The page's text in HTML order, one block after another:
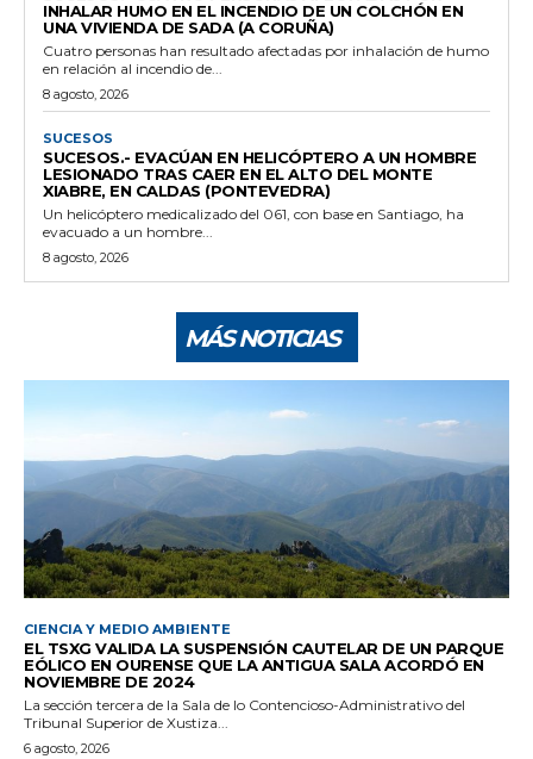
INHALAR HUMO EN EL INCENDIO DE UN COLCHÓN EN
UNA VIVIENDA DE SADA (A CORUÑA)
Cuatro personas han resultado afectadas por inhalación de humo
en relación al incendio de...
8 agosto, 2026
SUCESOS
SUCESOS.- EVACÚAN EN HELICÓPTERO A UN HOMBRE
LESIONADO TRAS CAER EN EL ALTO DEL MONTE
XIABRE, EN CALDAS (PONTEVEDRA)
Un helicóptero medicalizado del 061, con base en Santiago, ha
evacuado a un hombre...
8 agosto, 2026
MÁS NOTICIAS
CIENCIA Y MEDIO AMBIENTE
EL TSXG VALIDA LA SUSPENSIÓN CAUTELAR DE UN PARQUE
EÓLICO EN OURENSE QUE LA ANTIGUA SALA ACORDÓ EN
NOVIEMBRE DE 2024
La sección tercera de la Sala de lo Contencioso-Administrativo del
Tribunal Superior de Xustiza...
6 agosto, 2026